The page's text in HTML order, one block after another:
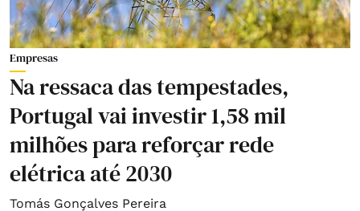
Empresas
Na ressaca das tempestades,
Portugal vai investir 1,58 mil
milhões para reforçar rede
elétrica até 2030
Tomás Gonçalves Pereira